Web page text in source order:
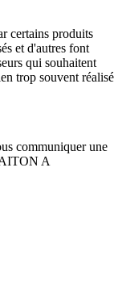
certains produits
et d'autres font
qui souhaitent
trop souvent réalisé
communiquer une
A